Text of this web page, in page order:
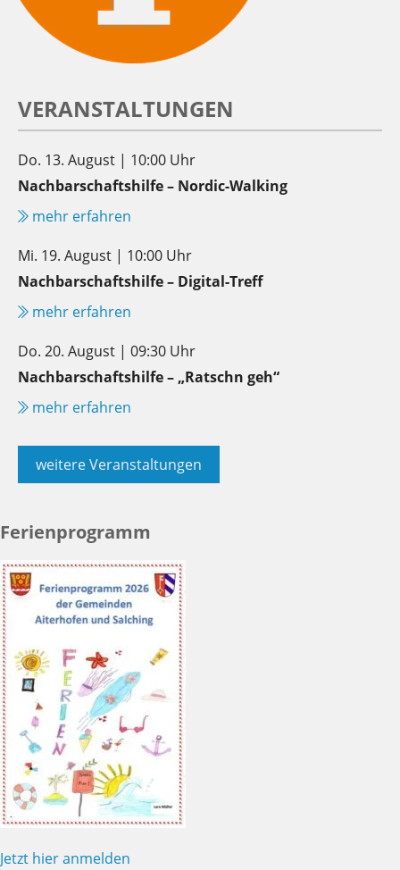
VERANSTALTUNGEN
Do. 13. August | 10:00 Uhr
Nachbarschaftshilfe – Nordic-Walking
mehr erfahren
Mi. 19. August | 10:00 Uhr
Nachbarschaftshilfe – Digital-Treff
mehr erfahren
Do. 20. August | 09:30 Uhr
Nachbarschaftshilfe – „Ratschn geh“
mehr erfahren
weitere Veranstaltungen
Ferienprogramm
Jetzt hier anmelden